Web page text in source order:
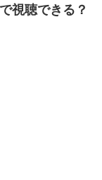
視聴できる？